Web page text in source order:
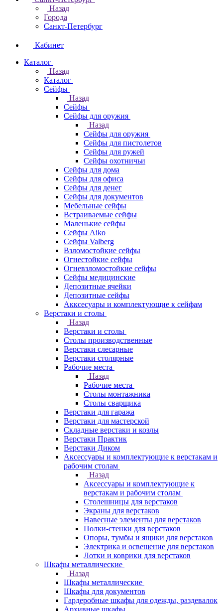
Назад
Города
Санкт-Петербург
Кабинет
Каталог
Назад
Каталог
Cейфы
Назад
Cейфы
Cейфы для оружия
Назад
Cейфы для оружия
Сейфы для пистолетов
Сейфы для ружей
Сейфы охотничьи
Cейфы для дома
Cейфы для офиса
Сейфы для денег
Сейфы для документов
Мебельные сейфы
Встраиваемые сейфы
Маленькие сейфы
Сейфы Aiko
Сейфы Valberg
Взломостойкие сейфы
Огнестойкие сейфы
Огневзломостойкие сейфы
Сейфы медицинские
Депозитные ячейки
Депозитные сейфы
Акксесуары и комплектующие к сейфам
Верстаки и столы
Назад
Верстаки и столы
Столы производственные
Верстаки слесарные
Верстаки столярные
Рабочие места
Назад
Рабочие места
Столы монтажника
Столы сварщика
Верстаки для гаража
Верстаки для мастерской
Складные верстаки и козлы
Верстаки Практик
Верстаки Диком
Аксессуары и комплектующие к верстакам и
рабочим столам
Назад
Аксессуары и комплектующие к
верстакам и рабочим столам
Столешницы для верстаков
Экраны для верстаков
Навесные элементы для верстаков
Полки-стенки для верстаков
Опоры, тумбы и ящики для верстаков
Электрика и освещение для верстаков
Лотки и коврики для верстаков
Шкафы металлические
Назад
Шкафы металлические
Шкафы для документов
Гардеробные шкафы для одежды, раздевалок
Архивные шкафы